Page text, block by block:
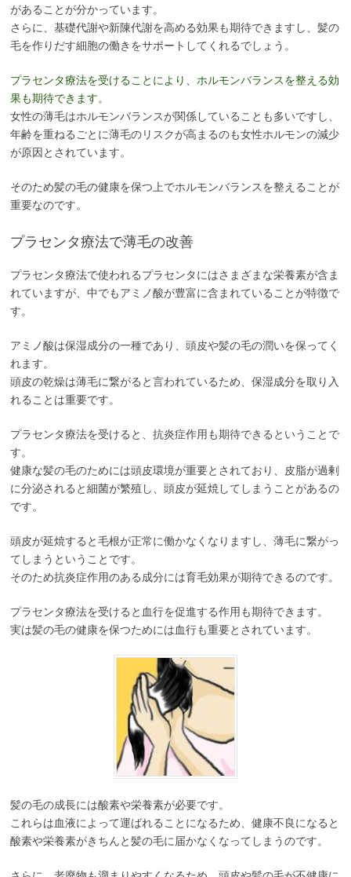
があることが分かっています。
さらに、基礎代謝や新陳代謝を高める効果も期待できますし、髪の
毛を作りだす細胞の働きをサポートしてくれるでしょう。
プラセンタ療法を受けることにより、ホルモンバランスを整える効
果も期待できます。
女性の薄毛はホルモンバランスが関係していることも多いですし、
年齢を重ねるごとに薄毛のリスクが高まるのも女性ホルモンの減少
が原因とされています。
そのため髪の毛の健康を保つ上でホルモンバランスを整えることが
重要なのです。
プラセンタ療法で薄毛の改善
プラセンタ療法で使われるプラセンタにはさまざまな栄養素が含ま
れていますが、中でもアミノ酸が豊富に含まれていることが特徴で
す。
アミノ酸は保湿成分の一種であり、頭皮や髪の毛の潤いを保ってく
れます。
頭皮の乾燥は薄毛に繋がると言われているため、保湿成分を取り入
れることは重要です。
プラセンタ療法を受けると、抗炎症作用も期待できるということで
す。
健康な髪の毛のためには頭皮環境が重要とされており、皮脂が過剰
に分泌されると細菌が繁殖し、頭皮が延焼してしまうことがあるの
です。
頭皮が延焼すると毛根が正常に働かなくなりますし、薄毛に繋がっ
てしまうということです。
そのため抗炎症作用のある成分には育毛効果が期待できるのです。
プラセンタ療法を受けると血行を促進する作用も期待できます。
実は髪の毛の健康を保つためには血行も重要とされています。
髪の毛の成長には酸素や栄養素が必要です。
これらは血液によって運ばれることになるため、健康不良になると
酸素や栄養素がきちんと髪の毛に届かなくなってしまうのです。